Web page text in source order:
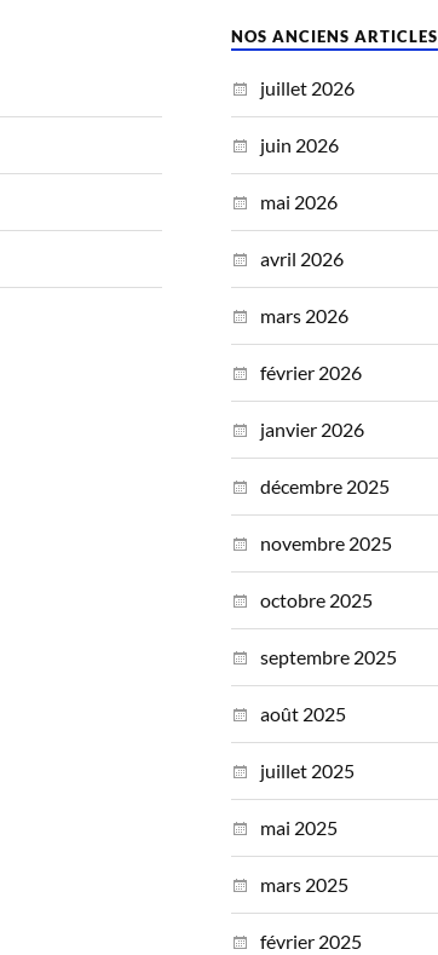
NOS ANCIENS ARTICLES
juillet 2026
juin 2026
mai 2026
avril 2026
mars 2026
février 2026
janvier 2026
décembre 2025
novembre 2025
octobre 2025
septembre 2025
août 2025
juillet 2025
mai 2025
mars 2025
février 2025